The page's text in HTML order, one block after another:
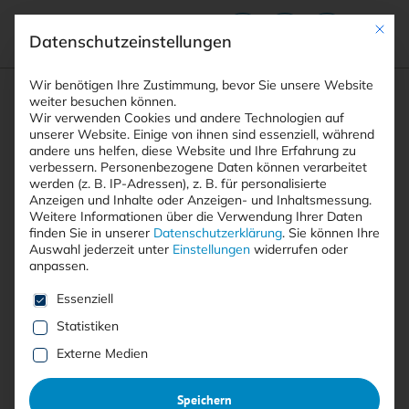
Suchfeld
Suchen
Breadcrumb-Navigation
STARTSEITE ARTIKEL SCHWACHSTELLE IN OPEN VSX
Inhaltsverzeichnis
Free
Schwachstelle in Open VSX:
Mit
Datenschutzeinstellungen
Wir benötigen Ihre Zustimmung, bevor Sie unsere Website
weiter besuchen können.
Wir verwenden Cookies und andere Technologien auf
unserer Website. Einige von ihnen sind essenziell, während
andere uns helfen, diese Website und Ihre Erfahrung zu
verbessern. Personenbezogene Daten können verarbeitet
werden (z. B. IP-Adressen), z. B. für personalisierte
Anzeigen und Inhalte oder Anzeigen- und Inhaltsmessung.
Weitere Informationen über die Verwendung Ihrer Daten
finden Sie in unserer Datenschutzerklärung. Sie können Ihre
Auswahl jederzeit unter Einstellungen widerrufen oder
anpassen.
Es folgt eine Liste der Service-Gruppen, für die eine
Essenziell
Statistiken
Externe Medien
Speichern